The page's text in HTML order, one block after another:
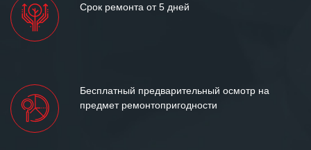
Срок ремонта от 5 дней
Бесплатный предварительный осмотр на
предмет ремонтопригодности